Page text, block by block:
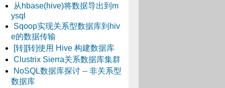
从hbase(hive)将数据导出到m
ysql
Sqoop实现关系型数据库到hiv
e的数据传输
[转][转]使用 Hive 构建数据库
Clustrix Sierra关系数据库集群
NoSQL数据库探讨 -- 非关系型
数据库